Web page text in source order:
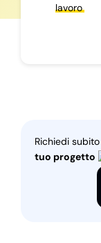
lavoro
Richiedi
tuo progetto